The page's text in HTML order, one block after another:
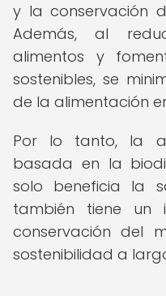
y la conservación
Además, al
alimentos y
sostenibles, se
de la alimentación
Por lo tanto, la
basada en la
solo beneficia la
también tiene un
conservación del
sostenibilidad a